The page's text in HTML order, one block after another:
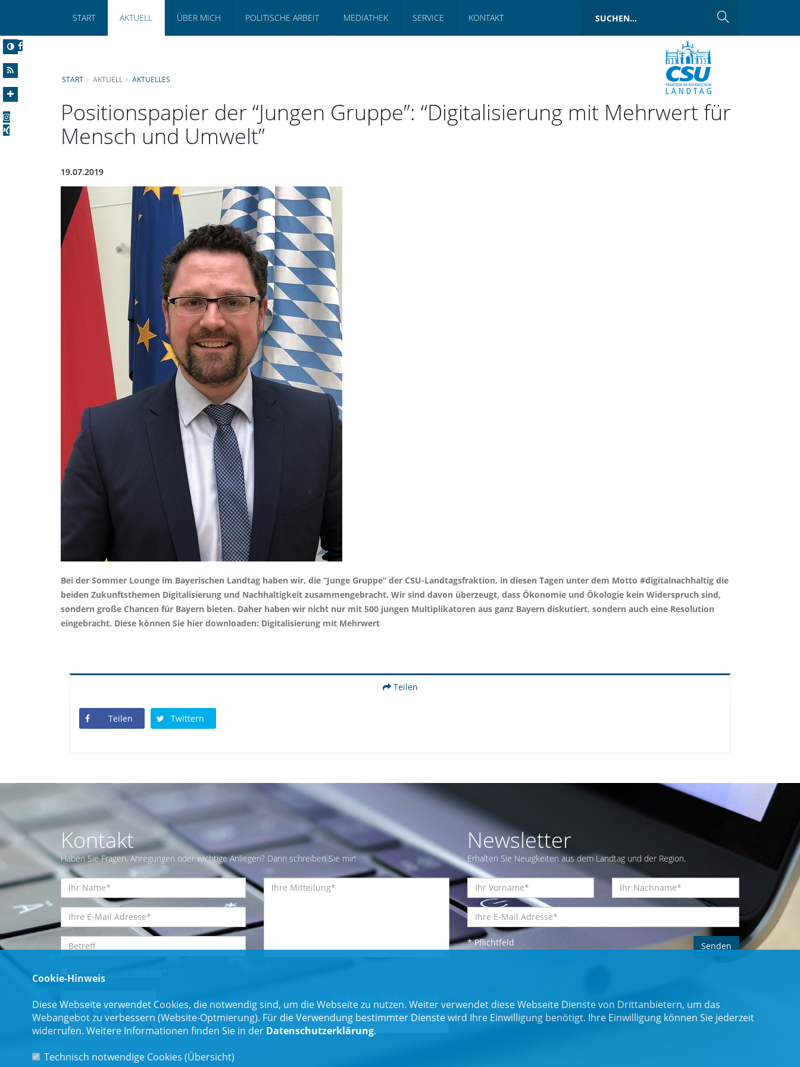
START AKTUELL ÜBER MICH POLITISCHE ARBEIT MEDIATHEK SERVICE KONTAKT
START AKTUELL AKTUELLES
Positionspapier der “Jungen Gruppe”: “Digitalisierung mit Mehrwert für
Mensch und Umwelt”
19.07.2019
Bei der Sommer Lounge im Bayerischen Landtag haben wir, die “Junge Gruppe” der CSU-Landtagsfraktion, in diesen Tagen unter dem Motto #digitalnachhaltig die
beiden Zukunftsthemen Digitalisierung und Nachhaltigkeit zusammengebracht. Wir sind davon überzeugt, dass Ökonomie und Ökologie kein Widerspruch sind,
sondern große Chancen für Bayern bieten. Daher haben wir nicht nur mit 500 jungen Multiplikatoren aus ganz Bayern diskutiert, sondern auch eine Resolution
eingebracht. Diese können Sie hier downloaden: Digitalisierung mit Mehrwert
Teilen
Teilen Twittern
Kontakt
Haben Sie Fragen, Anregungen oder wichtige Anliegen? Dann schreiben Sie mir!
Einwilligungserklärung
Newsletter
Erhalten Sie Neuigkeiten aus dem Landtag und der Region.
* Pflichtfeld
Cookie-Hinweis
Diese Webseite verwendet Cookies, die notwendig sind, um die Webseite zu nutzen. Weiter verwendet diese Webseite Dienste von Drittanbietern, um das
Webangebot zu verbessern (Website-Optmierung). Für die Verwendung bestimmter Dienste wird Ihre Einwilligung benötigt. Ihre Einwilligung können Sie jederzeit
widerrufen. Weitere Informationen finden Sie in der Datenschutzerklärung.
Technisch notwendige Cookies (Übersicht)